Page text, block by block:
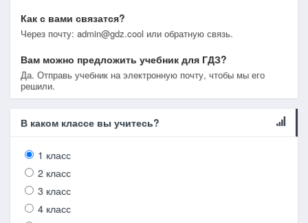
Как с вами связатся?
Через почту: admin@gdz.cool или обратную связь.
Вам можно предложить учебник для ГДЗ?
Да. Отправь учебник на электронную почту, чтобы мы его
решили.
В каком классе вы учитесь?
1 класс
2 класс
3 класс
4 класс